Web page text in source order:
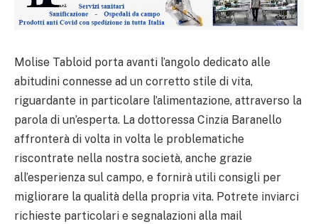
Molise Tabloid porta avanti l’angolo dedicato alle
abitudini connesse ad un corretto stile di vita,
riguardante in particolare l’alimentazione, attraverso la
parola di un’esperta. La dottoressa Cinzia Baranello
affronterà di volta in volta le problematiche
riscontrate nella nostra società, anche grazie
all’esperienza sul campo, e fornirà utili consigli per
migliorare la qualità della propria vita. Potrete inviarci
richieste particolari e segnalazioni alla mail